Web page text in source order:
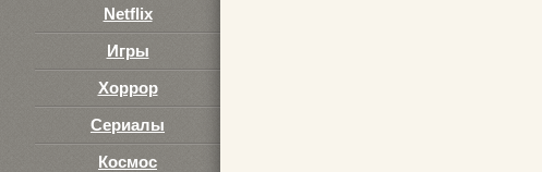
Netflix
Игры
Хоррор
Сериалы
Космос